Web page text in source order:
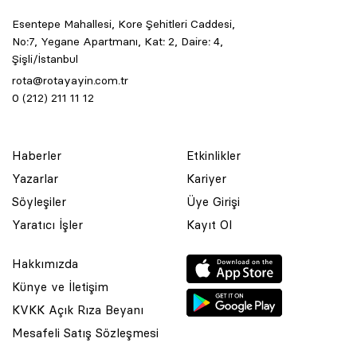
Esentepe Mahallesi, Kore Şehitleri Caddesi,
No:7, Yegane Apartmanı, Kat: 2, Daire: 4,
Şişli/İstanbul
rota@rotayayin.com.tr
0 (212) 211 11 12
Haberler
Yazarlar
Söyleşiler
Yaratıcı İşler
Etkinlikler
Kariyer
Üye Girişi
Kayıt Ol
Hakkımızda
Künye ve İletişim
KVKK Açık Rıza Beyanı
Mesafeli Satış Sözleşmesi